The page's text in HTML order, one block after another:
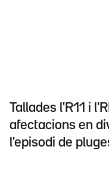
Tallades l'R11 i
afectacions en
l'episodi de